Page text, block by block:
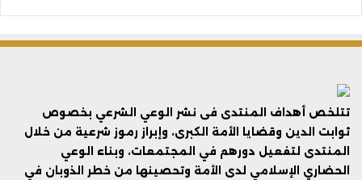
تتلخص أهداف المنتدى فى نشر الوعي الشرعي بخصوص
ثوابت الدين وقضايا الأمة الكبرى، وإبراز رموز شرعية من خلال
المنتدى لتفعيل دورهم في المجتمعات، وبناء الوعي
الحضاري الإسلامي لدى الأمة وتحصينها من خطر الذوبان في